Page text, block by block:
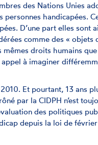
des Nations Unies
handicapées.
D’une part elles sont
comme des « objets
droits humains
appel à imaginer
Et pourtant, 13 ans
par la CIDPH n’est
des politiques
depuis la loi de